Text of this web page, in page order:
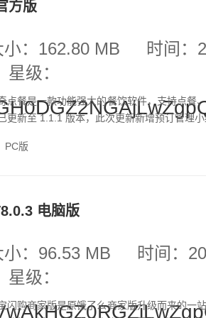
方版
小：162.80 MB
时间：
星级：
点餐是一款功能强大的餐饮软件，支持点餐
更新至 1.1.1 版本，此次更新新增预订管理
PC版
电脑版
小：96.53 MB
时间：
星级：
闪购商家版是原饿了么商家版升级而来的一